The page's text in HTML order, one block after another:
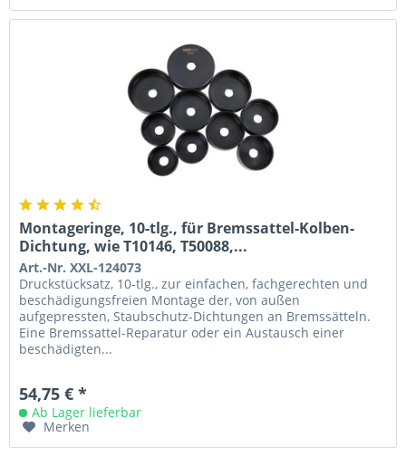
Montageringe, 10-tlg., für Bremssattel-Kolben-
Dichtung, wie T10146, T50088,...
Art.-Nr. XXL-124073
Druckstücksatz, 10-tlg., zur einfachen, fachgerechten und
beschädigungsfreien Montage der, von außen
aufgepressten, Staubschutz-Dichtungen an Bremssätteln.
Eine Bremssattel-Reparatur oder ein Austausch einer
beschädigten...
54,75 € *
Ab Lager lieferbar
Merken